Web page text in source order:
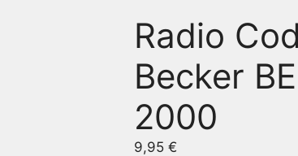
Radio
Becker
2000
9,95€